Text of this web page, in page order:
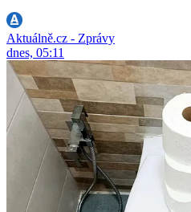
Aktuálně.cz - Zprávy
dnes, 05:11